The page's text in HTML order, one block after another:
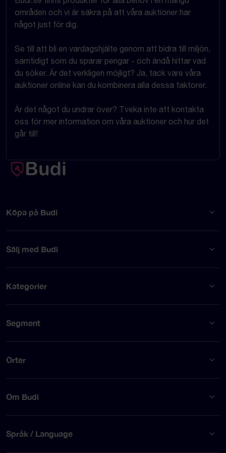
områden och vi är säkra på att våra auktioner har
något just för dig.
Se till att bli en vardagshjälte genom att bidra till miljön,
samtidigt som du sparar pengar - och ändå hittar vad
du söker. Är det verkligen möjligt? Ja, tack vare våra
auktioner online kan du kombinera alla dessa faktorer.
Är det något du undrar över? Tveka inte att kontakta
oss för mer information om våra auktioner och hur det
går till!
Köpa på Budi
Sälj med Budi
Kategorier
Segment
Orter
Om Budi
Språk / Language